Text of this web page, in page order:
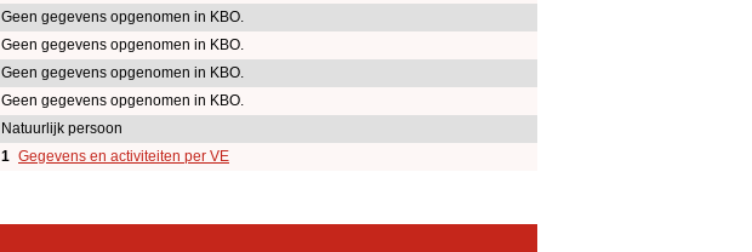
Geen gegevens opgenomen in KBO.
Geen gegevens opgenomen in KBO.
Geen gegevens opgenomen in KBO.
Geen gegevens opgenomen in KBO.
Natuurlijk persoon
1 Gegevens en activiteiten per VE